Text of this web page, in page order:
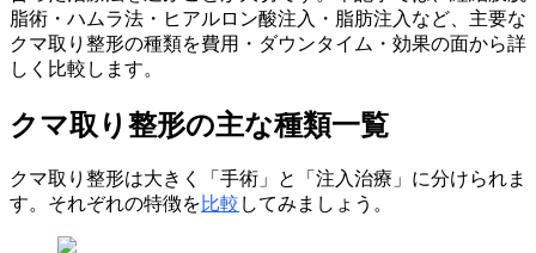
脂術・ハムラ法・ヒアルロン酸注入・脂肪注入など、主要な
クマ取り整形の種類を費用・ダウンタイム・効果の面から詳
しく比較します。
クマ取り整形の主な種類一覧
クマ取り整形は大きく「手術」と「注入治療」に分けられま
す。それぞれの特徴を比較 してみましょう。